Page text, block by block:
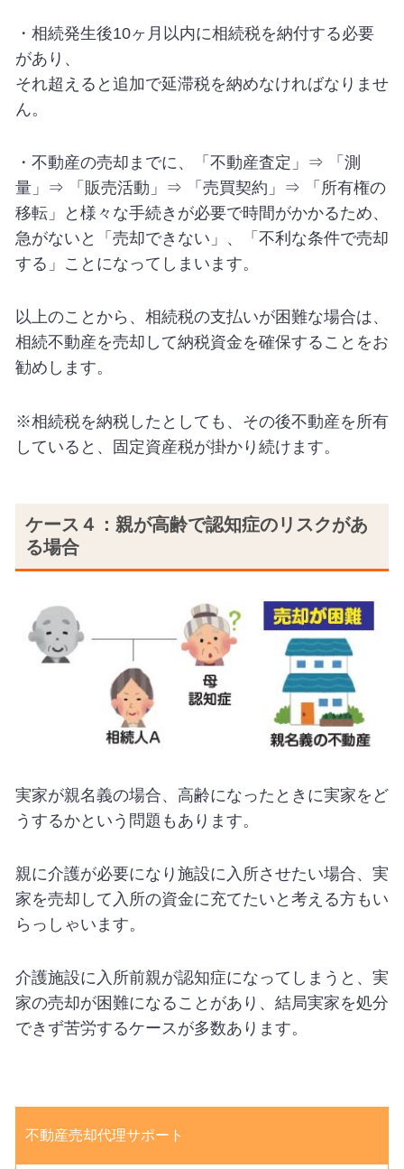
・相続発生後10ヶ月以内に相続税を納付する必要
があり、
それ超えると追加で延滞税を納めなければなりませ
ん。
・不動産の売却までに、「不動産査定」⇒ 「測
量」⇒ 「販売活動」⇒ 「売買契約」⇒ 「所有権の
移転」と様々な手続きが必要で時間がかかるため、
急がないと「売却できない」、「不利な条件で売却
する」ことになってしまいます。
以上のことから、相続税の支払いが困難な場合は、
相続不動産を売却して納税資金を確保することをお
勧めします。
※相続税を納税したとしても、その後不動産を所有
していると、固定資産税が掛かり続けます。
ケース４：親が高齢で認知症のリスクがあ
る場合
実家が親名義の場合、高齢になったときに実家をど
うするかという問題もあります。
親に介護が必要になり施設に入所させたい場合、実
家を売却して入所の資金に充てたいと考える方もい
らっしゃいます。
介護施設に入所前親が認知症になってしまうと、実
家の売却が困難になることがあり、結局実家を処分
できず苦労するケースが多数あります。
不動産売却代理サポート